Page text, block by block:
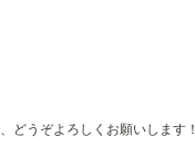
どうぞよろしくお願いします！